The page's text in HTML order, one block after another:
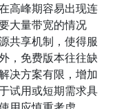
高峰期容易出现连
大量带宽的情况
共享机制，使得服
，免费版本往往缺
决方案有限，增加
试用或短期需求具